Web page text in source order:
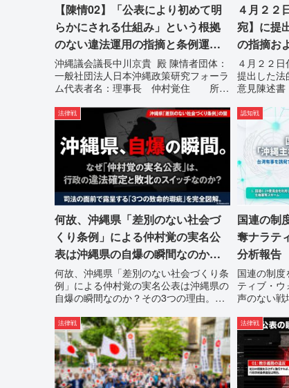
【陳情02】「公表により初めて明
らかにされる仕組み」という根拠
のない違法運用の指摘と条例運用
の停止を求める陳情書
沖縄議会議長中川京貴 殿 陳情者団体：
一般社団法人日本沖縄政策研究フォーラ
ム代表者名：理事長 仲村覚住 所：
り初めて明らかにされる仕組み」という
根拠のない違法運用の指摘と条例運用の
停止を求める陳情...
４月２２
宛】に提
の指摘お
書）提出
４月２２
提出した法
意見陳述書
法状態の
通告を行
は、違法
法律戦
何故、沖縄県「差別のない社会づ
くり条例」による仲村覚の実名公
表は沖縄県の自爆の瞬間なのか？
その3つの理由。
何故、沖縄県「差別のない社会づくり条
例」による仲村覚の実名公表は沖縄県の
自爆の瞬間なのか？その3つの理由。現
村覚の実名公表」。行政側はこの行為
を、特定の個人を社会的制裁に追い込む
ための「仕上げ」だと考えて...
認知戦
国連の制
奪ナラテ
分析報告
国連の制
ティブ・
声のない戦
サイルが
す。国連と
「言説（
法律戦 法律戦